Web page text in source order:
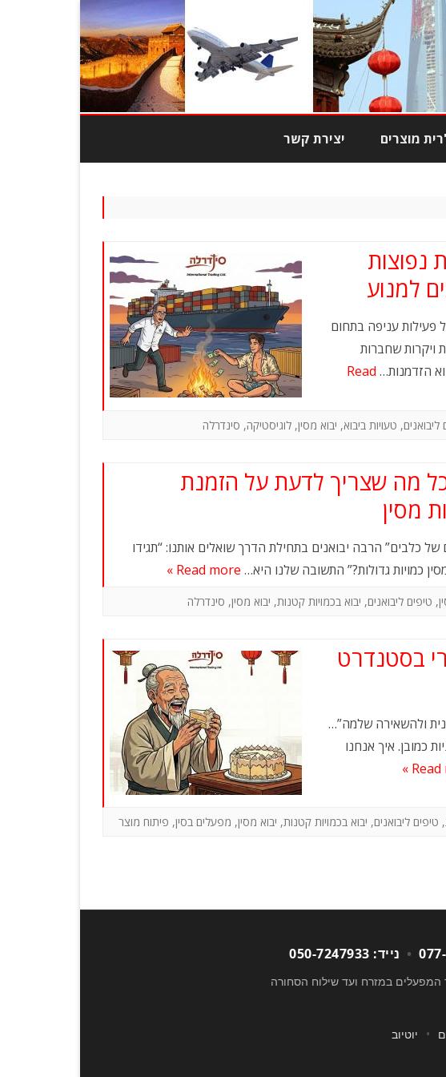
– פתיחה
קלה
עסקי?
החגים
ומנטליות
מסין
הלא כל
כך סמויה
מידע נוסף
מוצרים
מוצרי מתכת באיכות גבוהה
ציוד משרדי
מוצרי פרסום
יצירת קשר
5 טעויות נפוצות
למנוע
אחרי מעל 20 שנה של פעילות עניפה בתחום
ויקרות שחברות
הזדמנות… Read
ליבואנים, טעויות ביבוא, יבוא מסין,לוגיסטיקה, סינדרלה
מה שצריך לדעת על הזמנת
מסין
כלבים” הרבה יבואנים בתחילת הדרך שואלים אותנו: “תגידו
כמויות גדולות?” התשובה שלנו היא… Read more »
, טיפים ליבואנים, יבוא בכמויות קטנות, יבוא מסין, סינדרלה
בסטנדרט
ולהשאירה שלמה”…
כמובן. איך אנחנו
Read
, טיפים ליבואנים, יבוא בכמויות קטנות, יבוא מסין, מפעלים בסין, פיתוח מוצר
• נייד: 050-7247933
המפעלים במזרח ועד שילוח הסחורה
• יוטיוב